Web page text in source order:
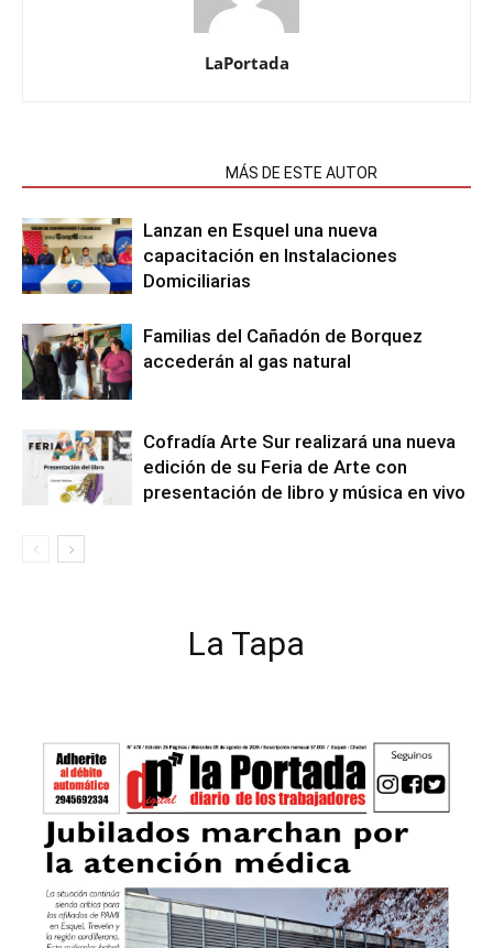
LaPortada
MÁS DE ESTE AUTOR
Lanzan en Esquel una nueva
capacitación en Instalaciones
Domiciliarias
Familias del Cañadón de Borquez
accederán al gas natural
Cofradía Arte Sur realizará una nueva
edición de su Feria de Arte con
presentación de libro y música en vivo
La Tapa